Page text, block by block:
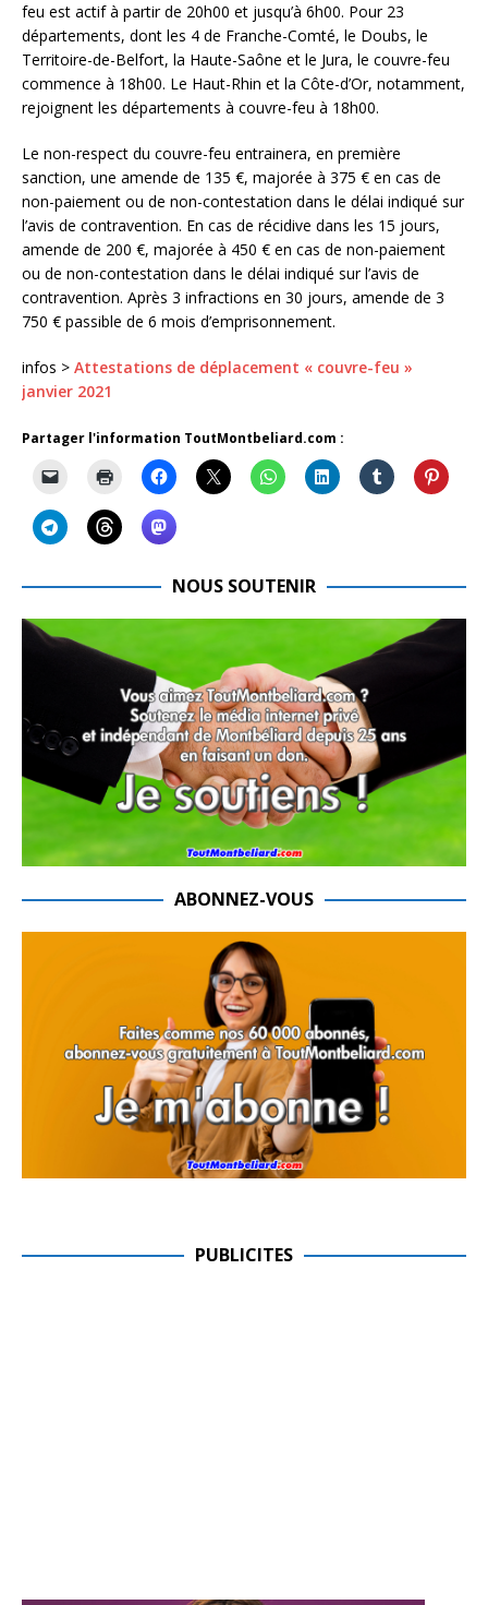
feu est actif à partir de 20h00 et jusqu’à 6h00. Pour 23
départements, dont les 4 de Franche-Comté, le Doubs, le
Territoire-de-Belfort, la Haute-Saône et le Jura, le couvre-feu
commence à 18h00. Le Haut-Rhin et la Côte-d’Or, notamment,
rejoignent les départements à couvre-feu à 18h00.
Le non-respect du couvre-feu entrainera, en première
sanction, une amende de 135 €, majorée à 375 € en cas de
non-paiement ou de non-contestation dans le délai indiqué sur
l’avis de contravention. En cas de récidive dans les 15 jours,
amende de 200 €, majorée à 450 € en cas de non-paiement
ou de non-contestation dans le délai indiqué sur l’avis de
contravention. Après 3 infractions en 30 jours, amende de 3
750 € passible de 6 mois d’emprisonnement.
infos > Attestations de déplacement « couvre-feu »
janvier 2021
Partager l'information ToutMontbeliard.com :
NOUS SOUTENIR
ABONNEZ-VOUS
PUBLICITES